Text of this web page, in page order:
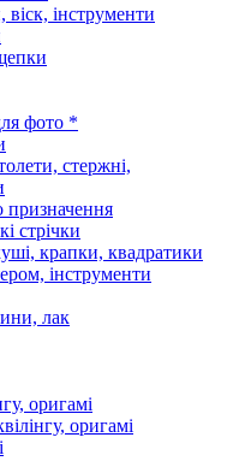
інструменти
фото *
стержні,
призначення
стрічки
крапки, квадратики
інструменти
лак
оригамі
оригамі